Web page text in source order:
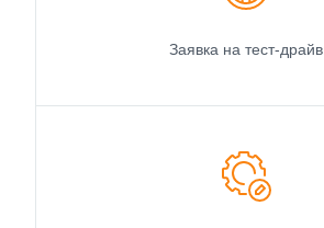
Заявка на тест-драйв